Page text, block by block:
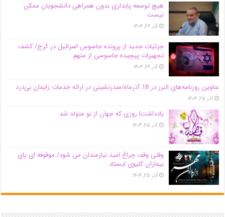
هیچ توسعه پایداری بدون همراهی دانشجویان ممکن
نیست
آذر ۲۶, ۱۴۰۴
جزئیات جدید از پرونده جاسوس اسرائیل در کرج/‌ کشف
تجهیزات پیچیده جاسوسی از متهم
آذر ۲۶, ۱۴۰۴
عناوین روزنامه‌های البرز در ‌18 آذرماه/صدرنشینی در ارائه خدمات زایمان بی‌درد
آذر ۲۵, ۱۴۰۴
یادداشت| روزی که جهان از نو متولد شد
آذر ۲۵, ۱۴۰۴
وقتی وقف چراغ امید نیازمندان می شود/ موقوفه ای پای
بیماران کلیوی ایستاد
آذر ۲۵, ۱۴۰۴